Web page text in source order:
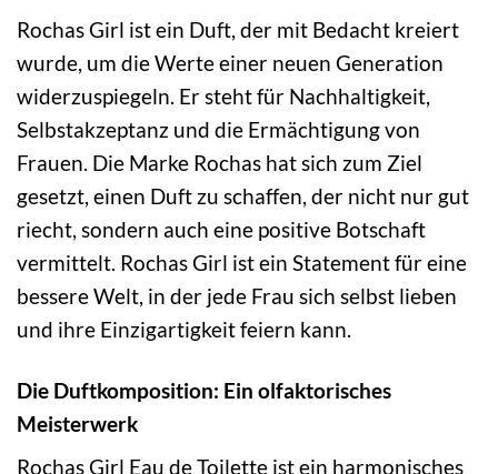
Rochas Girl ist ein Duft, der mit Bedacht kreiert
wurde, um die Werte einer neuen Generation
widerzuspiegeln. Er steht für Nachhaltigkeit,
Selbstakzeptanz und die Ermächtigung von
Frauen. Die Marke Rochas hat sich zum Ziel
gesetzt, einen Duft zu schaffen, der nicht nur gut
riecht, sondern auch eine positive Botschaft
vermittelt. Rochas Girl ist ein Statement für eine
bessere Welt, in der jede Frau sich selbst lieben
und ihre Einzigartigkeit feiern kann.
Die Duftkomposition: Ein olfaktorisches
Meisterwerk
Rochas Girl Eau de Toilette ist ein harmonisches